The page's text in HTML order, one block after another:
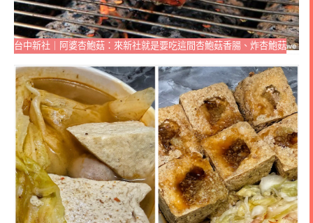
台中新社｜阿婆杏鮑菇：來新社就是要吃這間杏鮑菇香腸、炸杏鮑菇